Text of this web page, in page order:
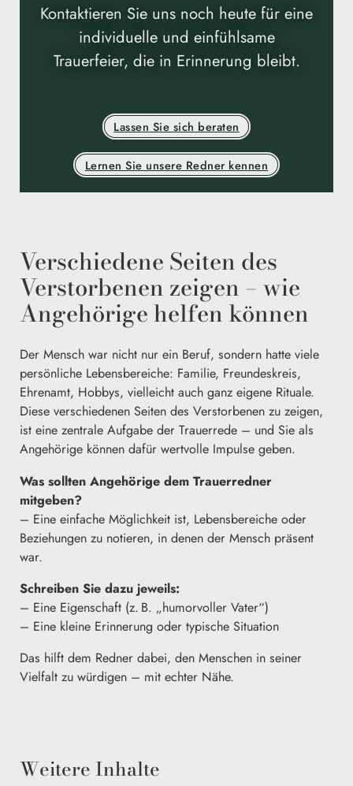
Kontaktieren Sie uns noch heute für eine
individuelle und einfühlsame
Trauerfeier, die in Erinnerung bleibt.
Lassen Sie sich beraten
Lernen Sie unsere Redner kennen
Verschiedene Seiten des
Verstorbenen zeigen – wie
Angehörige helfen können
Der Mensch war nicht nur ein Beruf, sondern hatte viele
persönliche Lebensbereiche: Familie, Freundeskreis,
Ehrenamt, Hobbys, vielleicht auch ganz eigene Rituale.
Diese verschiedenen Seiten des Verstorbenen zu zeigen,
ist eine zentrale Aufgabe der Trauerrede – und Sie als
Angehörige können dafür wertvolle Impulse geben.
Was sollten Angehörige dem Trauerredner
mitgeben?
– Eine einfache Möglichkeit ist, Lebensbereiche oder
Beziehungen zu notieren, in denen der Mensch präsent
war.
Schreiben Sie dazu jeweils:
– Eine Eigenschaft (z. B. „humorvoller Vater“)
– Eine kleine Erinnerung oder typische Situation
Das hilft dem Redner dabei, den Menschen in seiner
Vielfalt zu würdigen – mit echter Nähe.
Weitere Inhalte